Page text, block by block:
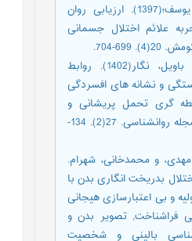
امیری،سهراب؛ جمالی ، یوسف؛(1397). ارزیابی روان
علائم اختلال جسمانی
بیرامی، منصور؛ قدیمی باویل، نگار(1402). روابط
و نشانه های افسردگی
گری تحمل پریشانی و
انعطاف پذیری شناختی. مجله روانشناسی. 27(2). 134-
و محمدخانی، شهرام.
بدریخت انگاری بدن با
و بی اعتبارسازی هیجانی
فراشناخت, تصویر بدن و
بالینی و شخصیت